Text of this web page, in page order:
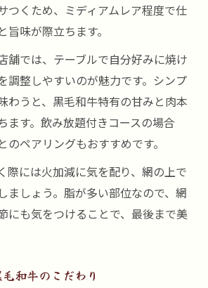
つくため、ミディアムレア程度で仕
味が際立ちます。
舗では、テーブルで自分好みに焼け
調整しやすいのが魅力です。シンプ
わうと、黒毛和牛特有の甘みと肉本
ます。飲み放題付きコースの場合
のペアリングもおすすめです。
際には火加減に気を配り、網の上で
ましょう。脂が多い部位なので、網
にも気をつけることで、最後まで美
和牛のこだわり